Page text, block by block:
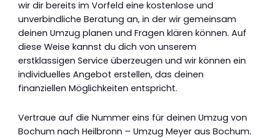
wir dir bereits im Vorfeld eine kostenlose und
unverbindliche Beratung an, in der wir gemeinsam
deinen Umzug planen und Fragen klären können. Auf
diese Weise kannst du dich von unserem
erstklassigen Service überzeugen und wir können ein
individuelles Angebot erstellen, das deinen
finanziellen Möglichkeiten entspricht.
Vertraue auf die Nummer eins für deinen Umzug von
Bochum nach Heilbronn – Umzug Meyer aus Bochum.